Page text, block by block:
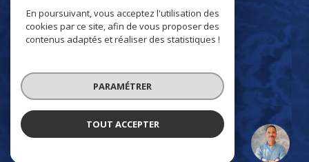
Dominique VINCENTI
VOTRE ESPACE
ESPACE PROPRIÉTAIRE
SE CONNECTER
En poursuivant, vous acceptez l'utilisation des
cookies par ce site, afin de vous proposer des
contenus adaptés et réaliser des statistiques !
PARAMÉTRER
TOUT ACCEPTER